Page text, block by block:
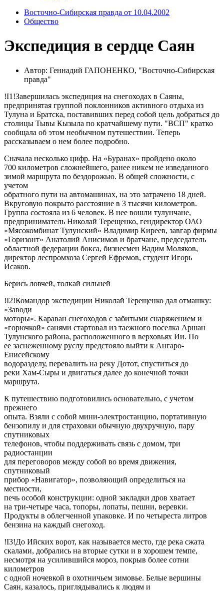
Восточно-Сибирская правда от 10.04.2002
Общество
Экспедиция в сердце Саян
Автор: Геннадий ГАПОНЕНКО, "Восточно-Сибирская
правда"
!I1!Завершилась экспедиция на снегоходах в Саяны,
предпринятая группой поклонников активного отдыха из
Тулуна и Братска, поставивших перед собой цель добраться до
столицы Тывы Кызыла по кратчайшему пути. "ВСП" кратко
сообщала об этом необычном путешествии. Теперь
рассказываем о нем более подробно.
Сначала несколько цифр. На «Буранах» пройдено около
700 километров сложнейшего, ранее никем не изведанного
зимой маршрута по бездорожью. В общей сложности, с
учетом
обратного пути на автомашинах, на это затрачено 18 дней.
Вкруговую покрыто расстояние в 3 тысячи километров.
Группа состояла из 6 человек. В нее вошли тулунчане,
предприниматель Николай Терещенко, гендиректор ОАО
«Мясокомбинат Тулунский» Владимир Киреев, завгар фирмы
«Горизонт» Анатолий Анисимов и братчане, председатель
областной федерации бокса, бизнесмен Вадим Моляков,
директор леспромхоза Сергей Ефремов, студент Игорь
Исаков.
Берись ловчей, толкай сильней
!I2!Командор экспедиции Николай Терещенко дал отмашку:
«Заводи
моторы». Караван снегоходов с забитыми снаряжением и
«горючкой» санями стартовал из таежного поселка Аршан
Тулунского района, расположенного в верховьях Ии. По
ее заснеженному руслу предстояло выйти к Ангаро-
Енисейскому
водоразделу, перевалить на реку Дотот, спуститься до
реки Хам-Сыры и двигаться далее до конечной точки
маршрута.
К путешествию подготовились основательно, с учетом
прежнего
опыта. Взяли с собой мини-электростанцию, портативную
бензопилу и для страховки обычную двухручную, пару
спутниковых
телефонов, чтобы поддерживать связь с домом, три
радиостанции
для переговоров между собой во время движения,
спутниковый
прибор «Навигатор», позволяющий определиться на
местности,
печь особой конструкции: одной закладки дров хватает
на три-четыре часа, топоры, лопаты, пешни, веревки.
Продукты в облегченной упаковке. И по четыреста литров
бензина на каждый снегоход.
!I3!До Ийских ворот, как называется место, где река сжата
скалами, добрались на вторые сутки и в хорошем темпе,
несмотря на усилившийся мороз, покрыв более сотни
километров
с одной ночевкой в охотничьем зимовье. Белые вершины
Саян, казалось, приглядывались к людям и